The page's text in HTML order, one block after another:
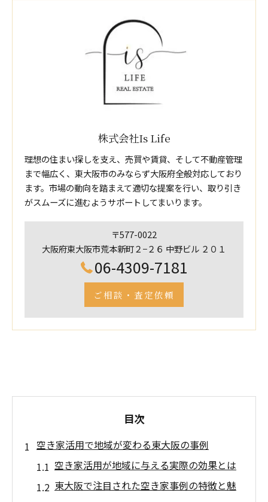
株式会社Is Life
理想の住まい探しを支え、売買や賃貸、そして不動産管理
まで幅広く、東大阪市のみならず大阪府全般対応しており
ます。市場の動向を踏まえて適切な提案を行い、取り引き
がスムーズに進むようサポートしてまいります。
〒577-0022
大阪府東大阪市荒本新町２−２６ 中野ビル ２０１
06-4309-7181
ご相談・査定依頼
目次
空き家活用で地域が変わる東大阪の事例
空き家活用が地域に与える実際の効果とは
東大阪で注目された空き家事例の特徴と魅